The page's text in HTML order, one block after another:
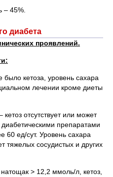
– 45%.
диабета
проявлений.
было кетоза, уровень сахара
лечении кроме диеты
отсутствует или может
препаратами
60 ед/сут. Уровень сахара
тяжелых сосудистых и других
> 12,2 ммоль/л, кетоз,